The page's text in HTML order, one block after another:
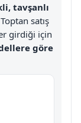
tavşanlı
satış
girdiği için
göre